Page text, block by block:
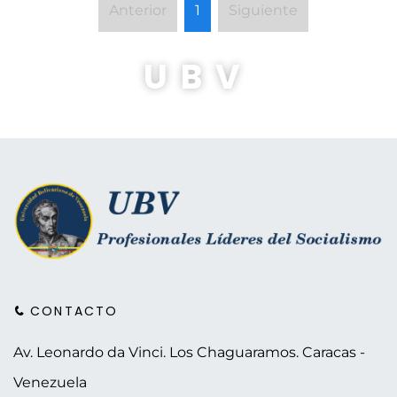
Anterior 1 Siguiente
UBV
CONTACTO
Av. Leonardo da Vinci. Los Chaguaramos. Caracas -
Venezuela